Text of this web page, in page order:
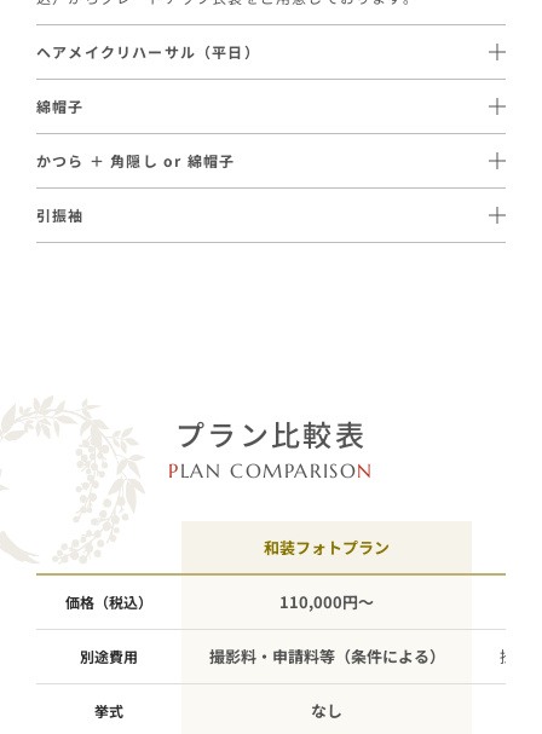
ヘアメイクリハーサル（平日）
事前に実際のヘアメイクを体験いただけるオプションです。当日
と同じスタッフが担当し、理想のヘアメイクを事前に確認いただ
※地域によって金額が若干異なります。詳しくはお問い合わせく
ださい。
綿帽子
綿帽子は洋髪でも利用が可能なので、挙式中は綿帽子、写真撮影
の際は洋髪と、異なるスタイルを楽しむことができます。
かつら ＋ 角隠し or 綿帽子
親御様やご親族が喜ばれるケースも多く、日本の伝統的な花嫁姿
引振袖
プラン比較表
PLAN COMPARISON
和装フォトプラン
価格（税込） 110,000円〜
別途費用 撮影料・申請料等（条件による） 撮影
挙式 なし